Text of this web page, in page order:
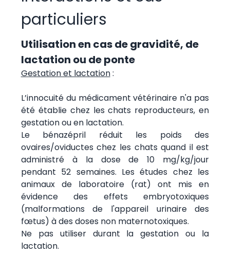
particuliers
Utilisation en cas de gravidité, de
lactation ou de ponte
Gestation et lactation:
L’innocuité du médicament vétérinaire n'a pas
été établie chez les chats reproducteurs, en
gestation ou en lactation.
Le bénazépril réduit les poids des
ovaires/oviductes chez les chats quand il est
administré à la dose de 10 mg/kg/jour
pendant 52 semaines. Les études chez les
animaux de laboratoire (rat) ont mis en
évidence des effets embryotoxiques
(malformations de l'appareil urinaire des
fœtus) à des doses non maternotoxiques.
Ne pas utiliser durant la gestation ou la
lactation.